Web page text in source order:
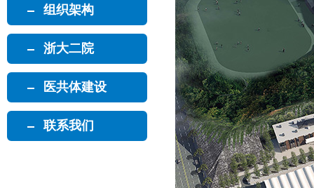
组织架构
浙大二院
医共体建设
联系我们